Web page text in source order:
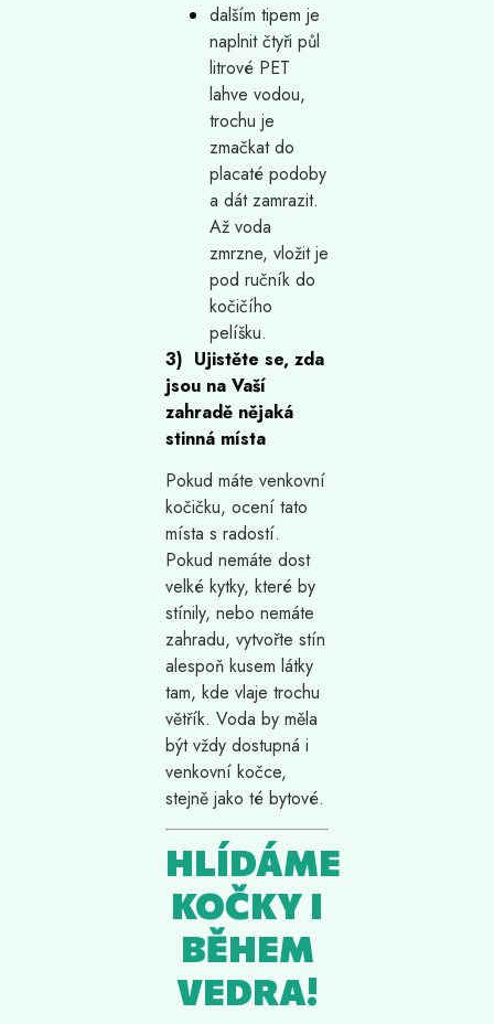
dalším tipem je
naplnit čtyři půl
litrové PET
lahve vodou,
trochu je
zmačkat do
placaté podoby
a dát zamrazit.
Až voda
zmrzne, vložit je
pod ručník do
kočičího
pelíšku.
3) Ujistěte se, zda
jsou na Vaší
zahradě nějaká
stinná místa
Pokud máte venkovní
kočičku, ocení tato
místa s radostí.
Pokud nemáte dost
velké kytky, které by
stínily, nebo nemáte
zahradu, vytvořte stín
alespoň kusem látky
tam, kde vlaje trochu
větřík. Voda by měla
být vždy dostupná i
venkovní kočce,
stejně jako té bytové.
HLÍDÁME
KOČKY I
BĚHEM
VEDRA!